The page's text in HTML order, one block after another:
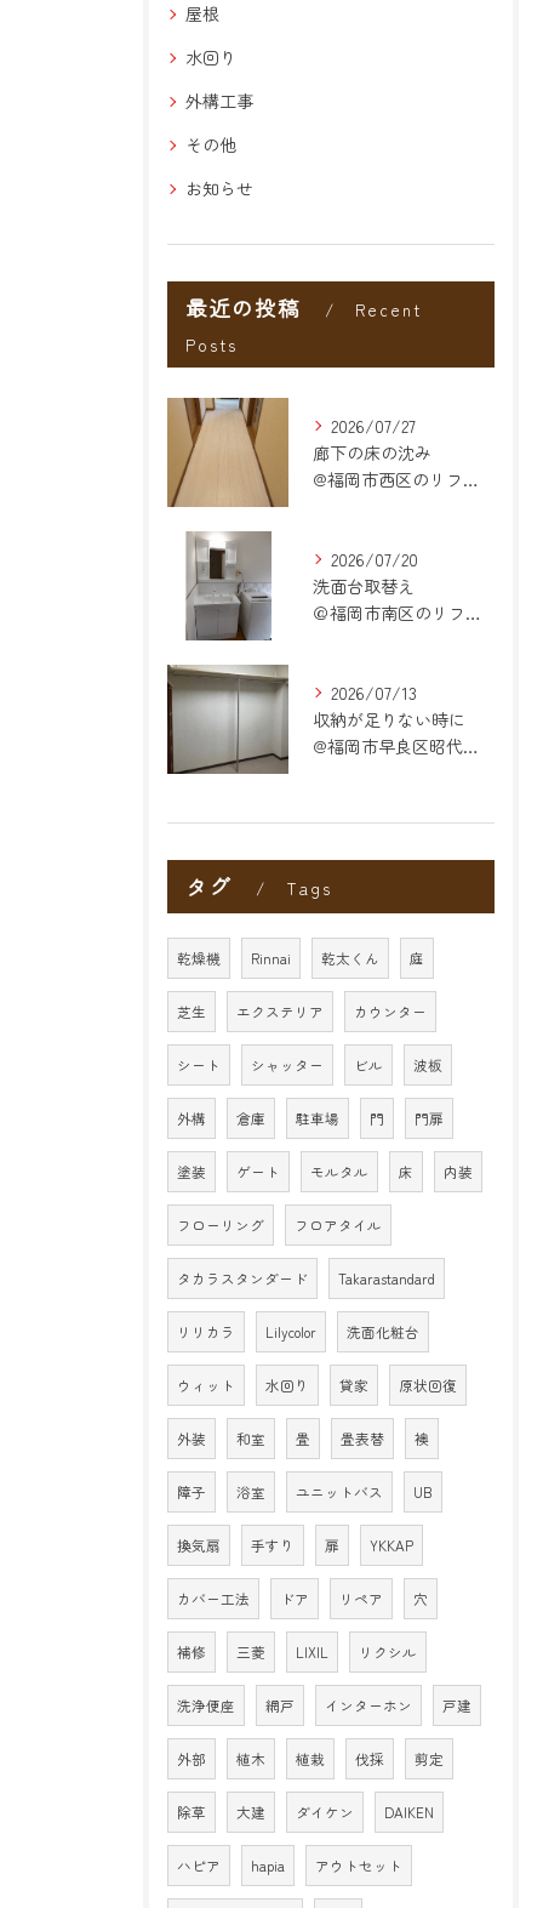
屋根
水回り
外構工事
その他
お知らせ
最近の投稿
Recent
Posts
2026/07/27
廊下の床の沈み
@福岡市西区のリフォーム
2026/07/20
洗面台取替え
＠福岡市南区のリフォーム
2026/07/13
収納が足りない時に
@福岡市早良区昭代のリフォーム
タグ Tags
乾燥機 Rinnai 乾太くん 庭
芝生 エクステリア カウンター
シート シャッター ビル 波板
外構 倉庫 駐車場 門 門扉
塗装 ゲート モルタル 床 内装
フローリング フロアタイル
タカラスタンダード Takarastandard
リリカラ Lilycolor 洗面化粧台
ウィット 水回り 貸家 原状回復
外装 和室 畳 畳表替 襖
障子 浴室 ユニットバス UB
換気扇 手すり 扉 YKKAP
カバー工法 ドア リペア 穴
補修 三菱 LIXIL リクシル
洗浄便座 網戸 インターホン 戸建
外部 植木 植栽 伐採 剪定
除草 大建 ダイケン DAIKEN
ハピア hapia アウトセット